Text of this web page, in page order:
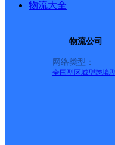
物流大全
物流公司
网络类型：
全国型 区域型跨境